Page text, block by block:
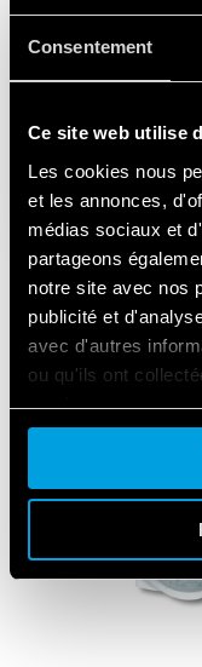
Consentement
Ce site web utilise
Les cookies nous
et les annonces,
médias sociaux et
partageons
notre site avec nos
publicité et
avec d'autres
ou qu'ils ont
services.LES